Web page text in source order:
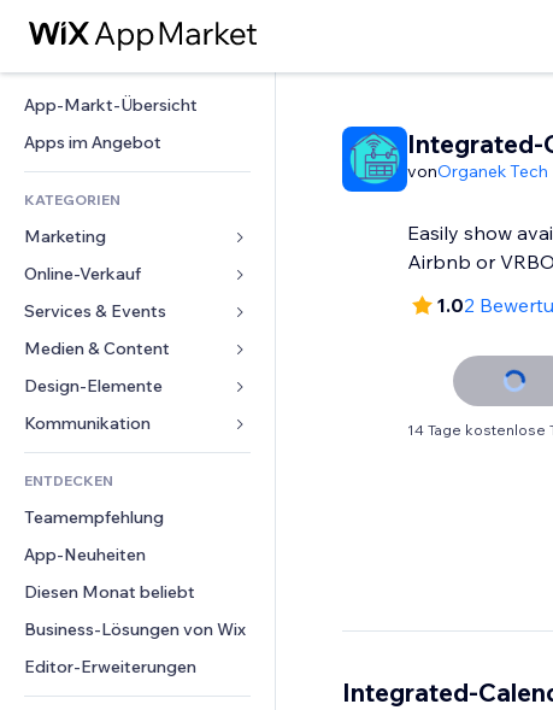
App-Markt-Übersicht
Apps im Angebot
KATEGORIEN
Marketing
Anzeigen
Mobil
Statistiken
Website-Einträge
E-Mail
Online-Verkauf
Apps für Shops
Versand & Lieferung
Verkaufen-Buttons
Buchhaltung
Gutscheine & Treuebonus
Lagerlösungen
Speisen & Getränke
Services & Events
Hotels
Events
Restaurants
Immobilien
Buchungen
Medien & Content
Galerie
Musik
Podcasts
Fotografie
Video
PDF
Dateifreigabe
News
Design-Elemente
Karten & Navigation
Datenschutz & Sicherheit
Uhr
Seiten-Vorlagen
Bildeffekte
Buttons & Menüs
Banner & Abzeichen
Taschenrechner
Suche
Formulare
Umfragen
Chat
Kommentare
Telefon
Community
Bewertungen und Feedback
ENTDECKEN
Teamempfehlung
App-Neuheiten
Diesen Monat beliebt
Business-Lösungen von Wix
Editor-Erweiterungen
Integrated-
vonOrganek Tech
Easily show
Airbnb or VRBO
1.02
14 Tage kostenlose
Integrated-